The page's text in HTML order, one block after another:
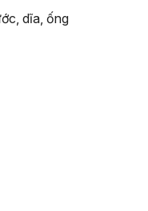
dĩa, ống